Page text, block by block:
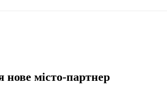
нове місто-партнер